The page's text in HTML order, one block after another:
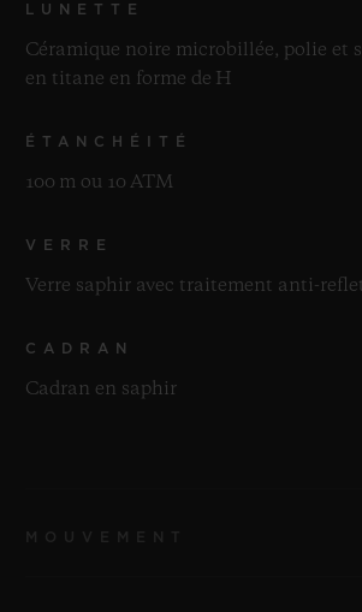
LUNETTE
Céramique noire microbillée, polie et
en titane en forme de H
ÉTANCHÉITÉ
100 m ou 10 ATM
VERRE
Verre saphir avec traitement anti-
CADRAN
Cadran en saphir